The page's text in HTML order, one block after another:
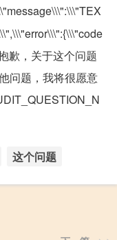
歉，关于这个问题
问题，我将很愿意
这个问题